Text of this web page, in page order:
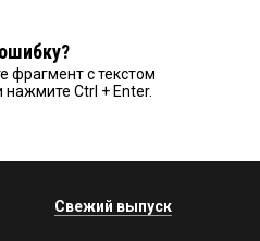
фрагмент с текстом
нажмите Ctrl + Enter.
Свежий выпуск